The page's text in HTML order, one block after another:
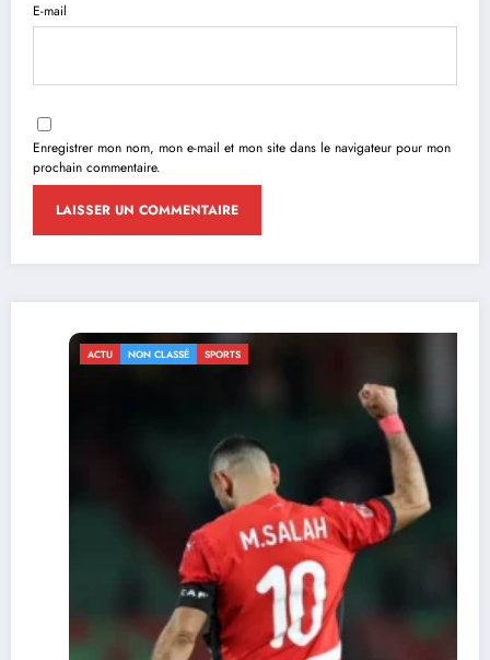
E-mail
Enregistrer mon nom, mon e-mail et mon site dans le navigateur pour mon
prochain commentaire.